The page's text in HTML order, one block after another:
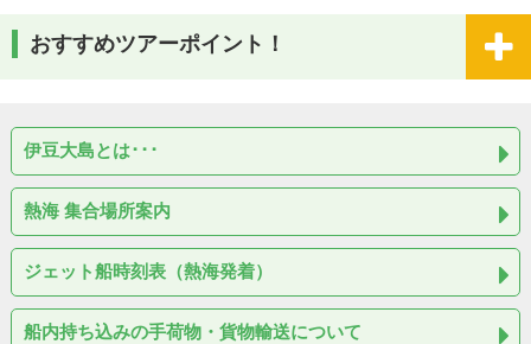
おすすめツアーポイント！
伊豆大島とは･･･
熱海 集合場所案内
ジェット船時刻表（熱海発着）
船内持ち込みの手荷物・貨物輸送について